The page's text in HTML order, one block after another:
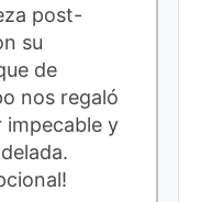
post-
su
de
nos regaló
impecable y